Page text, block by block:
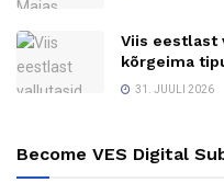
Viis eestlast
kõrgeima
31. JUULI 2026
Become VES Digital